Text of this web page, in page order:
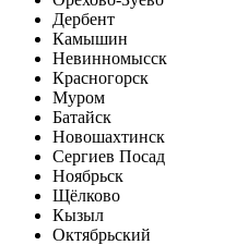
Дербент
Камышин
Невинномысск
Красногорск
Муром
Батайск
Новошахтинск
Сергиев Посад
Ноябрьск
Щёлково
Кызыл
Октябрьский